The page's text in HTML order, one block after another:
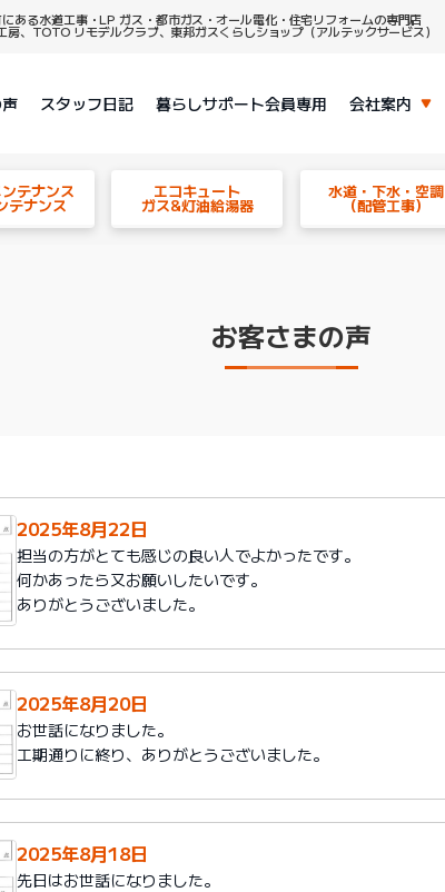
ある水道工事・LP ガス・都市ガス・オール電化・住宅リフォームの専門店
、TOTO リモデルクラブ、東邦ガスくらしショップ（アルテックサービス）
スタッフ日記 暮らしサポート会員専用 会社案内
テナンス
テナンス
エコキュート
ガス&灯油給湯器
水道・下水・空調
（配管工事）
お客さまの声
2025年8月22日
担当の方がとても感じの良い人でよかったです。
何かあったら又お願いしたいです。
ありがとうございました。
2025年8月20日
お世話になりました。
工期通りに終り、ありがとうございました。
2025年8月18日
先日はお世話になりました。